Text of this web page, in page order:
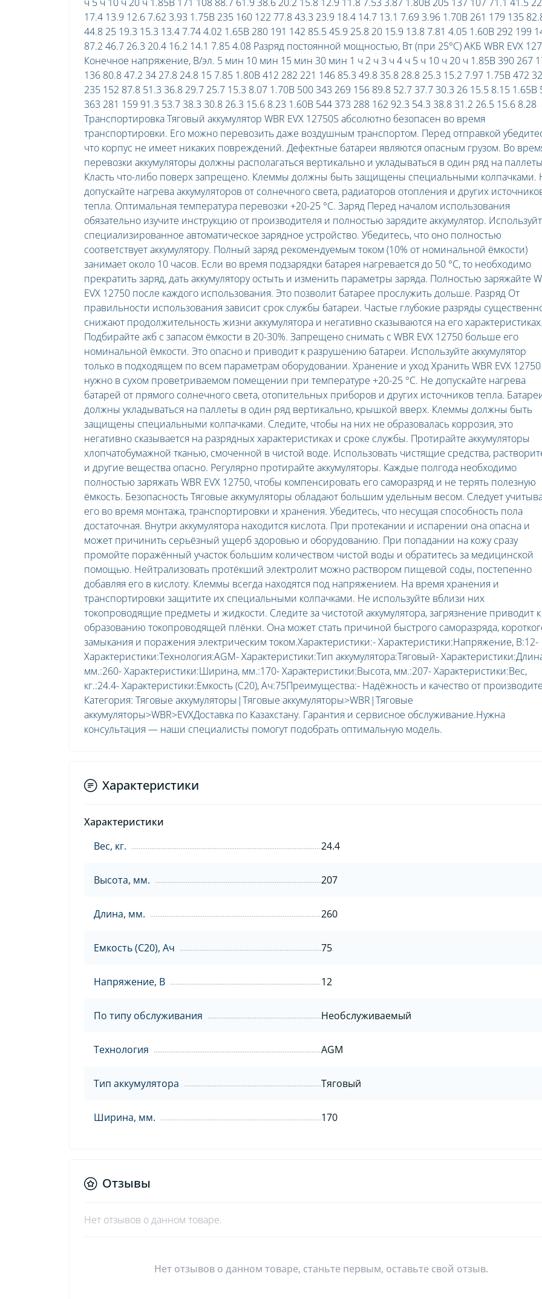
17.4 13.9 12.6 7.62 3.93 1.75В 235 160 122 77.8 43.3 23.9 18.4 14.7 13.1 7.69 3.96 1.70В 261 179 135
44.8 25 19.3 15.3 13.4 7.74 4.02 1.65В 280 191 142 85.5 45.9 25.8 20 15.9 13.8 7.81 4.05 1.60В 292 199
87.2 46.7 26.3 20.4 16.2 14.1 7.85 4.08 Разряд постоянной мощностью, Вт (при 25°С) АКБ WBR EVX
Конечное напряжение, В/эл. 5 мин 10 мин 15 мин 30 мин 1 ч 2 ч 3 ч 4 ч 5 ч 10 ч 20 ч 1.85В 390 267
136 80.8 47.2 34 27.8 24.8 15 7.85 1.80В 412 282 221 146 85.3 49.8 35.8 28.8 25.3 15.2 7.97 1.75В 472
235 152 87.8 51.3 36.8 29.7 25.7 15.3 8.07 1.70В 500 343 269 156 89.8 52.7 37.7 30.3 26 15.5 8.15 1.65В
363 281 159 91.3 53.7 38.3 30.8 26.3 15.6 8.23 1.60В 544 373 288 162 92.3 54.3 38.8 31.2 26.5 15.6 8.28
Транспортировка Тяговый аккумулятор WBR EVX 12750S абсолютно безопасен во время
транспортировки. Его можно перевозить даже воздушным транспортом. Перед отправкой
что корпус не имеет никаких повреждений. Дефектные батареи являются опасным грузом. Во
перевозки аккумуляторы должны располагаться вертикально и укладываться в один ряд на
Класть что-либо поверх запрещено. Клеммы должны быть защищены специальными колпачками.
допускайте нагрева аккумуляторов от солнечного света, радиаторов отопления и других
тепла. Оптимальная температура перевозки +20-25 °С. Заряд Перед началом использования
обязательно изучите инструкцию от производителя и полностью зарядите аккумулятор.
специализированное автоматическое зарядное устройство. Убедитесь, что оно полностью
соответствует аккумулятору. Полный заряд рекомендуемым током (10% от номинальной ёмкости)
занимает около 10 часов. Если во время подзарядки батарея нагревается до 50 °С, то необходимо
прекратить заряд, дать аккумулятору остыть и изменить параметры заряда. Полностью заряжайте
EVX 12750 после каждого использования. Это позволит батарее прослужить дольше. Разряд От
правильности использования зависит срок службы батареи. Частые глубокие разряды
снижают продолжительность жизни аккумулятора и негативно сказываются на его характеристиках.
Подбирайте акб с запасом ёмкости в 20-30%. Запрещено снимать с WBR EVX 12750 больше его
номинальной ёмкости. Это опасно и приводит к разрушению батареи. Используйте аккумулятор
только в подходящем по всем параметрам оборудовании. Хранение и уход Хранить WBR EVX 12750
нужно в сухом проветриваемом помещении при температуре +20-25 °С. Не допускайте нагрева
батарей от прямого солнечного света, отопительных приборов и других источников тепла.
должны укладываться на паллеты в один ряд вертикально, крышкой вверх. Клеммы должны быть
защищены специальными колпачками. Следите, чтобы на них не образовалась коррозия, это
негативно сказывается на разрядных характеристиках и сроке службы. Протирайте аккумуляторы
хлопчатобумажной тканью, смоченной в чистой воде. Использовать чистящие средства,
и другие вещества опасно. Регулярно протирайте аккумуляторы. Каждые полгода необходимо
полностью заряжать WBR EVX 12750, чтобы компенсировать его саморазряд и не терять полезную
ёмкость. Безопасность Тяговые аккумуляторы обладают большим удельным весом. Следует
его во время монтажа, транспортировки и хранения. Убедитесь, что несущая способность пола
достаточная. Внутри аккумулятора находится кислота. При протекании и испарении она опасна и
может причинить серьёзный ущерб здоровью и оборудованию. При попадании на кожу сразу
промойте поражённый участок большим количеством чистой воды и обратитесь за медицинской
помощью. Нейтрализовать протёкший электролит можно раствором пищевой соды, постепенно
добавляя его в кислоту. Клеммы всегда находятся под напряжением. На время хранения и
транспортировки защитите их специальными колпачками. Не используйте вблизи них
токопроводящие предметы и жидкости. Следите за чистотой аккумулятора, загрязнение приводит к
образованию токопроводящей плёнки. Она может стать причиной быстрого саморазряда,
замыкания и поражения электрическим током.Характеристики:- Характеристики:Напряжение, В:12-
Характеристики:Технология:AGM- Характеристики:Тип аккумулятора:Тяговый-
мм.:260- Характеристики:Ширина, мм.:170- Характеристики:Высота, мм.:207- Характеристики:Вес,
кг.:24.4- Характеристики:Емкость (C20), Ач:75Преимущества:- Надёжность и качество от
Категория: Тяговые аккумуляторы|Тяговые аккумуляторы>WBR|Тяговые
аккумуляторы>WBR>EVXДоставка по Казахстану. Гарантия и сервисное обслуживание.Нужна
консультация — наши специалисты помогут подобрать оптимальную модель.
Характеристики
Характеристики
Вес, кг.
24.4
Высота, мм. 207
Длина, мм. 260
Емкость (C20), Ач 75
Напряжение, В 12
По типу обслуживания Необслуживаемый
Технология AGM
Тип аккумулятора Тяговый
Ширина, мм. 170
Отзывы
Нет отзывов о данном товаре.
Нет отзывов о данном товаре, станьте первым, оставьте свой отзыв.